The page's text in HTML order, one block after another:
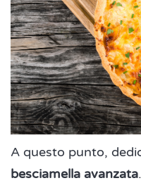
A questo punto,
besciamella avanzata.